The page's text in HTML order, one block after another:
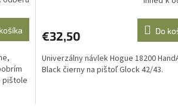
pištole
€32,50 Do
Univerzálny návlek Hogue 18200
Black čierny na pištoľ Glock 42/43.